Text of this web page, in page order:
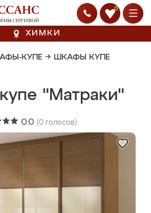
0
ХИМКИ
КУПЕ → ШКАФЫ КУПЕ
"Матраки"
0.0 (0 голосов)